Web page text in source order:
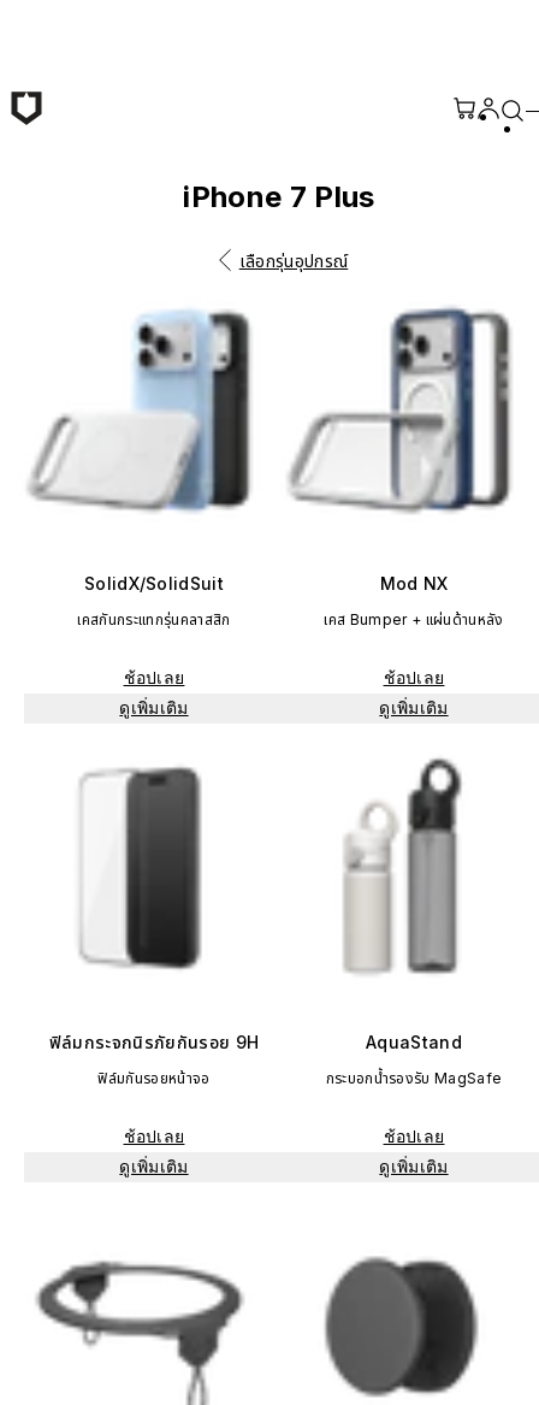
iPhone 7 Plus
เลือกรุ่นอุปกรณ์
SolidX/SolidSuit
เคสกันกระแทกรุ่นคลาสสิก
ช้อปเลย
ดูเพิ่มเติม
Mod NX
เคส Bumper + แผ่นด้านหลัง
ช้อปเลย
ดูเพิ่มเติม
ฟิล์มกระจกนิรภัยกันรอย 9H
ฟิล์มกันรอยหน้าจอ
ช้อปเลย
ดูเพิ่มเติม
AquaStand
กระบอกน้ำรองรับ MagSafe
ช้อปเลย
ดูเพิ่มเติม